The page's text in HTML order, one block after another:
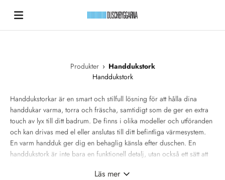
Duschbyggarna New
Produkter › Handdukstork
Handdukstork
Handdukstorkar är en smart och stilfull lösning för att hålla dina
handdukar varma, torra och fräscha, samtidigt som de ger en extra
touch av lyx till ditt badrum. De finns i olika modeller och utföranden
och kan drivas med el eller anslutas till ditt befintliga värmesystem.
En varm handduk ger dig en behaglig känsla efter duschen. En
handdukstork är inte bara en funktionell detalj, utan också ett sätt att
Läs mer